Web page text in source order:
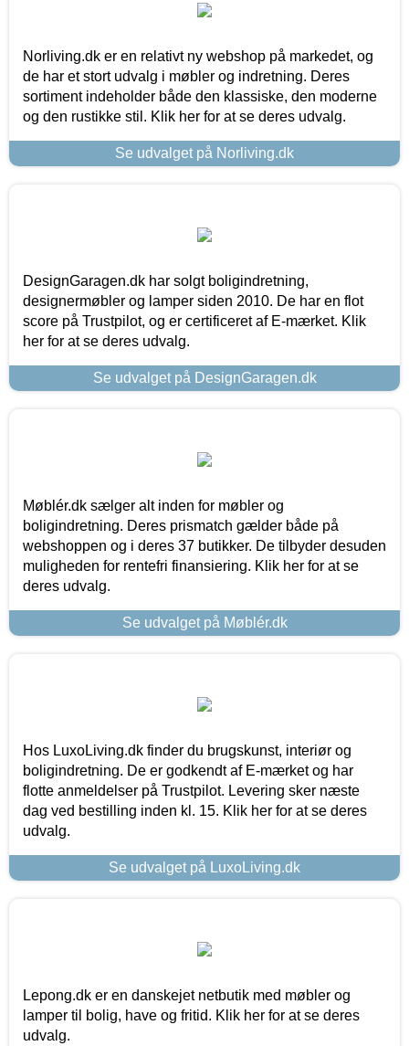
Norliving.dk er en relativt ny webshop på markedet, og
de har et stort udvalg i møbler og indretning. Deres
sortiment indeholder både den klassiske, den moderne
og den rustikke stil. Klik her for at se deres udvalg.
Se udvalget på Norliving.dk
DesignGaragen.dk har solgt boligindretning,
designermøbler og lamper siden 2010. De har en flot
score på Trustpilot, og er certificeret af E-mærket. Klik
her for at se deres udvalg.
Se udvalget på DesignGaragen.dk
Møblér.dk sælger alt inden for møbler og
boligindretning. Deres prismatch gælder både på
webshoppen og i deres 37 butikker. De tilbyder desuden
muligheden for rentefri finansiering. Klik her for at se
deres udvalg.
Se udvalget på Møblér.dk
Hos LuxoLiving.dk finder du brugskunst, interiør og
boligindretning. De er godkendt af E-mærket og har
flotte anmeldelser på Trustpilot. Levering sker næste
dag ved bestilling inden kl. 15. Klik her for at se deres
udvalg.
Se udvalget på LuxoLiving.dk
Lepong.dk er en danskejet netbutik med møbler og
lamper til bolig, have og fritid. Klik her for at se deres
udvalg.